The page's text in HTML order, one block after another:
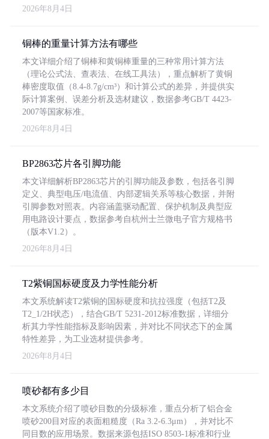
2026年8月4日
铜棒的重量计算方法有哪些
本文详细介绍了铜棒和黄铜棒重量的三种常用计算方法
（理论公式法、查表法、在线工具法），重点解析了黄铜
棒密度取值（8.4-8.7g/cm³）和计算公式的差异，并提供实
际计算案例、误差分析及选材建议，数据参考GB/T 4423-
2007等国家标准。
2026年8月4日
BP2863芯片各引脚功能
本文详细解析BP2863芯片的引脚功能及参数，包括各引脚
定义、典型电压/电流值、内部逻辑关系等核心数据，并附
引脚参数对照表。内容涵盖驱动配置、保护机制及典型应
用电路设计要点，数据参考自杭州士兰微电子官方规格书
（版本V1.2）。
2026年8月4日
T2紫铜国标硬度及力学性能分析
本文系统解读T2紫铜的国标硬度和抗拉强度（包括T2及
T2_1/2H状态），结合GB/T 5231-2012标准数据，详细分
析其力学性能指标及影响因素，并对比不同状态下的金属
特性差异，为工业选材提供参考。
2026年8月4日
喷砂都有多少目
本文系统介绍了喷砂目数的分级标准，重点分析了铝合金
喷砂200目对应的表面粗糙度（Ra 3.2-6.3μm），并对比不
同目数的应用场景。数据来源包括ISO 8503-1标准和行业